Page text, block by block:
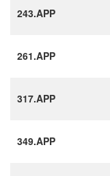
243.APP
261.APP
317.APP
349.APP